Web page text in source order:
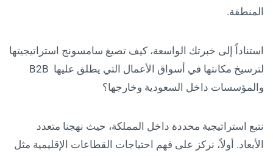
المنطقة.
استناداً إلى خبرتك الواسعة، كيف تصيغ سامسونج استراتيجيتها
لترسيخ مكانتها في أسواق الأعمال التي يطلق عليها B2B
والمؤسسات داخل السعودية وخارجها؟
نتبع استراتيجية محددة داخل المملكة، حيث نهجنا متعدد
الأبعاد. أولاً، نركز على فهم احتياجات القطاعات الإقليمية مثل